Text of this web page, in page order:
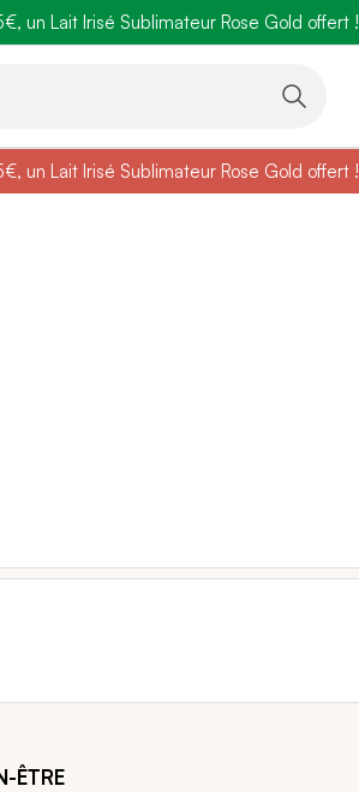
BELLEBIO
un Lait Irisé Sublimateur Rose Gold offert !
BELLEBIO
un Lait Irisé Sublimateur Rose Gold offert !
ÊTRE